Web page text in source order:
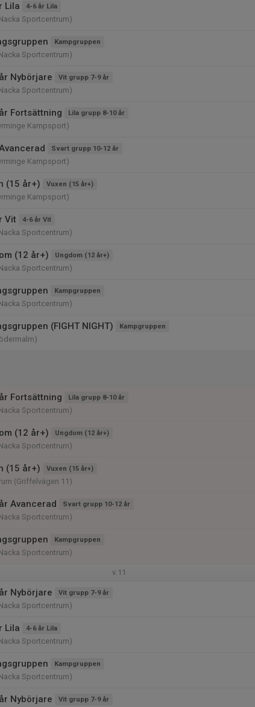
Lila 4-6 år Lila
Sportcentrum)
Kampgruppen
Sportcentrum)
Nybörjare Vit grupp 7-9 år
Sportcentrum)
Fortsättning Lila grupp 8-10 år
Kampsport)
Svart grupp 10-12 år
Kampsport)
(15 år+) Vuxen (15 år+)
Kampsport)
Vit 4-6 år Vit
Sportcentrum)
(12 år+) Ungdom (12 år+)
Sportcentrum)
Kampgruppen
Sportcentrum)
(FIGHT NIGHT) Kampgruppen
Fortsättning Lila grupp 8-10 år
Sportcentrum)
(12 år+) Ungdom (12 år+)
Sportcentrum)
(15 år+) Vuxen (15 år+)
(Griffelvägen 11)
Avancerad Svart grupp 10-12 år
Sportcentrum)
Kampgruppen
Sportcentrum)
v.11
Nybörjare Vit grupp 7-9 år
Sportcentrum)
Lila 4-6 år Lila
Sportcentrum)
Kampgruppen
Sportcentrum)
Nybörjare Vit grupp 7-9 år